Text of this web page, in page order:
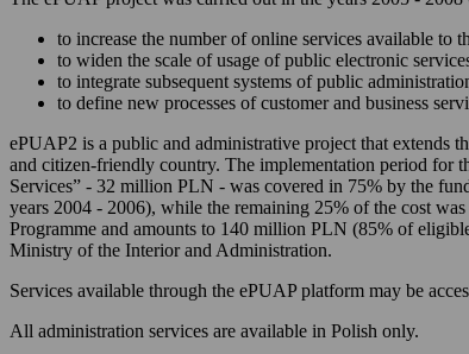
składania
Podstawę
fizycznych
Ustawa z
ust. 1 i 2,
to increase the number of online services available to
to widen the scale of usage of public electronic
to integrate subsequent systems of public
to define new processes of customer and business
ePUAP2 is a public and administrative project that extends
and citizen-friendly country. The implementation period for
Services” - 32 million PLN - was covered in 75% by the
years 2004 - 2006), while the remaining 25% of the cost
Programme and amounts to 140 million PLN (85% of
Ministry of the Interior and Administration.
Services available through the ePUAP platform may be
All administration services are available in Polish only.